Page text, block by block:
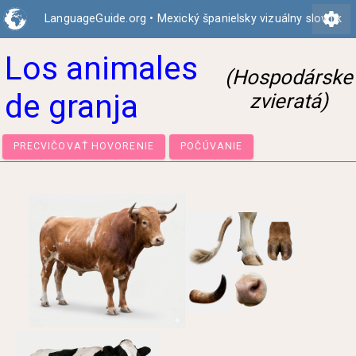
LanguageGuide.org • Mexický španielsky vizuálny slovník
settings
Los animales
de granja
(Hospodárske
zvieratá)